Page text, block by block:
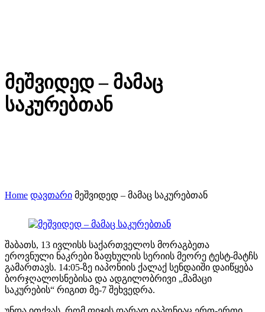
მეშვიდედ – მამაც
საკურებთან
Home დავთარი მეშვიდედ – მამაც საკურებთან
შაბათს, 13 ივლისს საქართველოს მორაგბეთა
ეროვნული ნაკრები ზაფხულის სერიის მეორე ტესტ-მატჩს
გამართავს. 14:05-ზე იაპონიის ქალაქ სენდაიში დაიწყება
ბორჯღალოსნებისა და ადგილობრივი „მამაცი
საკურების“ რიგით მე-7 შეხვედრა.